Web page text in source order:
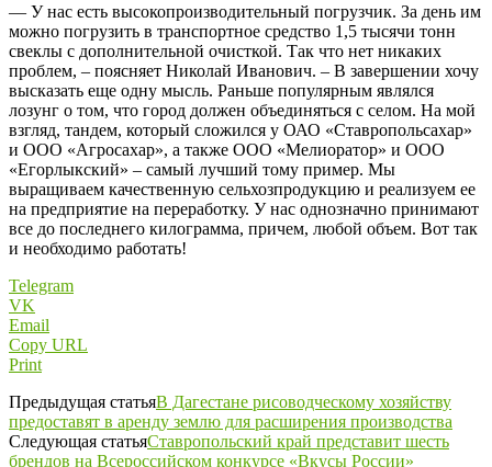
— У нас есть высокопроизводительный погрузчик. За день им
можно погрузить в транспортное средство 1,5 тысячи тонн
свеклы с дополнительной очисткой. Так что нет никаких
проблем, – ​поясняет Николай Иванович. – ​В завершении хочу
высказать еще одну мысль. Раньше популярным являлся
лозунг о том, что город должен объединяться с селом. На мой
взгляд, тандем, который сложился у ОАО «Ставропольсахар»
и ООО «Агросахар», а также ООО «Мелиоратор» и ООО
«Егорлыкский» – самый лучший тому пример. Мы
выращиваем качественную сельхозпродукцию и реализуем ее
на предприятие на переработку. У нас однозначно принимают
все до последнего килограмма, причем, любой объем. Вот так
и необходимо работать!
Telegram
VK
Email
Copy URL
Print
Предыдущая статьяВ Дагестане рисоводческому хозяйству
предоставят в аренду землю для расширения производства
Следующая статьяСтавропольский край представит шесть
брендов на Всероссийском конкурсе «Вкусы России»